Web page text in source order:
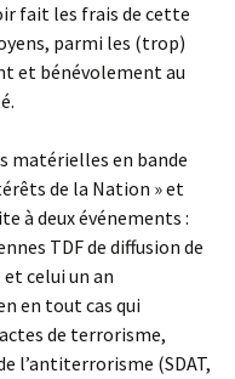
fait les frais de cette
parmi les (trop)
et bénévolement au
matérielles en bande
de la Nation » et
à deux événements :
TDF de diffusion de
celui un an
en tout cas qui
de terrorisme,
l’antiterrorisme (SDAT,